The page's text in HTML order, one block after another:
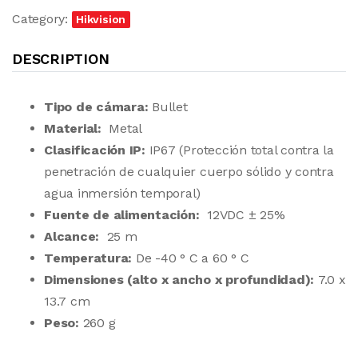
Category: Hikvision
DESCRIPTION
Tipo de cámara: Bullet
Material: Metal
Clasificación IP: IP67 (Protección total contra la
penetración de cualquier cuerpo sólido y contra
agua inmersión temporal)
Fuente de alimentación: 12VDC ± 25%
Alcance: 25 m
Temperatura: De -40 ° C a 60 ° C
Dimensiones (alto x ancho x profundidad): 7.0 x
13.7 cm
Peso: 260 g